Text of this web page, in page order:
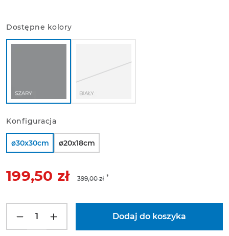
Dostępne kolory
Konfiguracja
ø20x18cm
ø30x30cm
199,50 zł 399,00 zł